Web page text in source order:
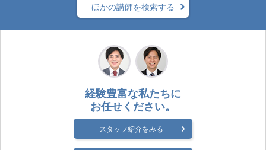
ほかの講師を検索する
経験豊富な私たちに
お任せください。
スタッフ紹介をみる